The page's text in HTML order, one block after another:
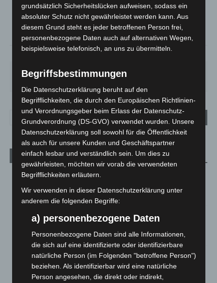
13.9°C 15.5°
13.3°
SA.
27°
SO. MO.
27°
Aktuelle Beiträge
Niedersachsen: Feuerwehrkräfte kehren nach
Hannover: Erste Tigermücken-Population in Niedersachsen
entdeckt
7. August 2026
Brand im „Haus der Begegnung“ in Neuwarmbüchen schnell
eingedämmt
6. August 2026
grundsätzlich Sicherheitslücken aufweisen, sodass ein
absoluter Schutz nicht gewährleistet werden kann. Aus
diesem Grund steht es jeder betroffenen Person frei,
personenbezogene Daten auch auf alternativen Wegen,
beispielsweise telefonisch, an uns zu übermitteln.
Begriffsbestimmungen
Die Datenschutzerklärung beruht auf den
Begrifflichkeiten, die durch den Europäischen Richtlinien-
und Verordnungsgeber beim Erlass der Datenschutz-
Grundverordnung (DS-GVO) verwendet wurden. Unsere
Datenschutzerklärung soll sowohl für die Öffentlichkeit
als auch für unsere Kunden und Geschäftspartner
einfach lesbar und verständlich sein. Um dies zu
gewährleisten, möchten wir vorab die verwendeten
Begrifflichkeiten erläutern.
Wir verwenden in dieser Datenschutzerklärung unter
anderem die folgenden Begriffe:
a) personenbezogene Daten
Personenbezogene Daten sind alle Informationen,
die sich auf eine identifizierte oder identifizierbare
natürliche Person (im Folgenden "betroffene Person")
beziehen. Als identifizierbar wird eine natürliche
Person angesehen, die direkt oder indirekt,